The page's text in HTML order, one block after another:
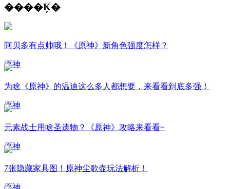
����Ķ�
阿贝多有点帅哦！《原神》新角色强度怎样？
原神
为啥《原神》的温迪这么多人都想要，来看看到底多强！
原神
元素战士用啥圣遗物？《原神》攻略来看看~
原神
7张隐藏家具图！原神尘歌壶玩法解析！